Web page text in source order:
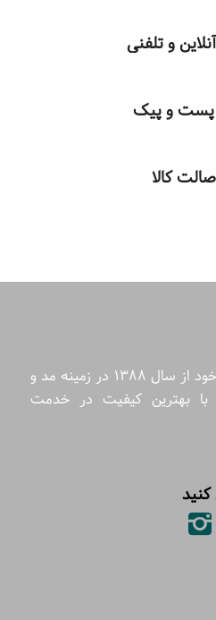
و تلفنی
پست و پیک
کالا
قلم فلزی با شروع فعالیت خود از سال 1388 در زمینه مد و
با بهترین کیفیت در خدمت
کنید